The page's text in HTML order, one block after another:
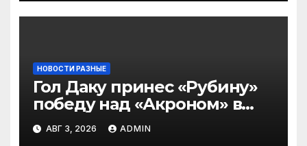
НОВОСТИ РАЗНЫЕ
Гол Даку принес «Рубину»
победу над «Акроном» в
матче РПЛ
АВГ 3, 2026 ADMIN